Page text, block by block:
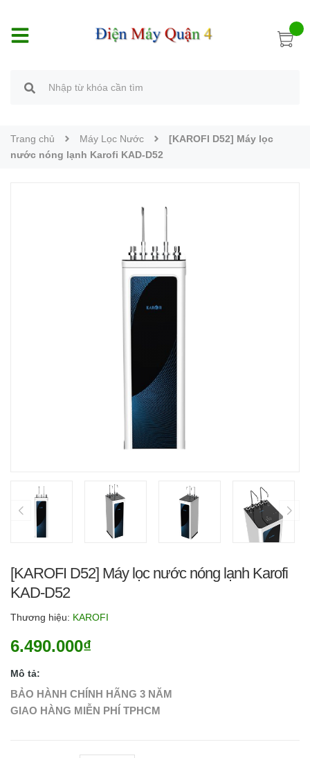
Trang chủ Máy Lọc Nước
[KAROFI D52] Máy lọc
nước nóng lạnh Karofi KAD-D52
[KAROFI D52] Máy lọc nước nóng lạnh Karofi
KAD-D52
Thương hiệu: KAROFI
6.490.000₫
Mô tả:
BẢO HÀNH CHÍNH HÃNG 3 NĂM
GIAO HÀNG MIỄN PHÍ TPHCM